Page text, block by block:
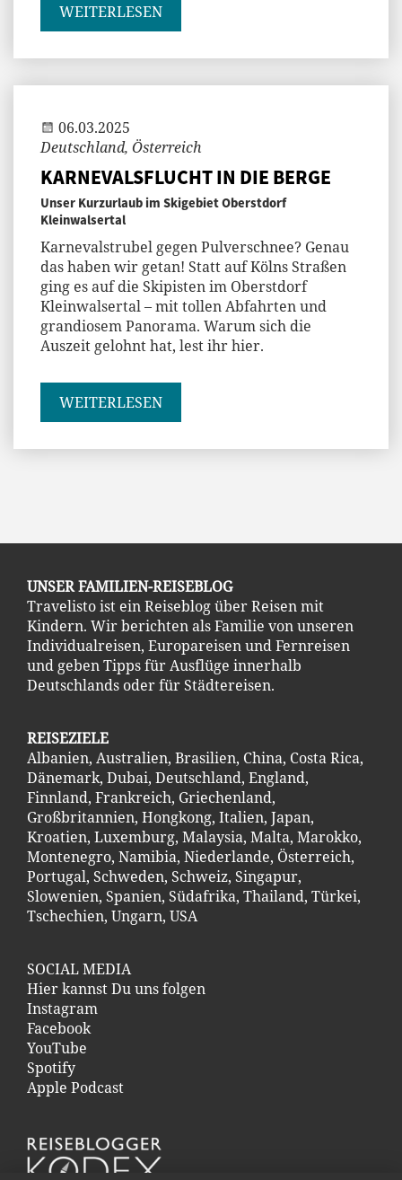
WEITERLESEN
06.03.2025
Deutschland, Österreich
KARNEVALSFLUCHT IN DIE BERGE
Unser Kurzurlaub im Skigebiet Oberstdorf
Kleinwalsertal
Karnevalstrubel gegen Pulverschnee? Genau
das haben wir getan! Statt auf Kölns Straßen
ging es auf die Skipisten im Oberstdorf
Kleinwalsertal – mit tollen Abfahrten und
grandiosem Panorama. Warum sich die
Auszeit gelohnt hat, lest ihr hier.
WEITERLESEN
UNSER FAMILIEN-REISEBLOG
Travelisto ist ein Reiseblog über Reisen mit
Kindern. Wir berichten als Familie von unseren
Individualreisen, Europareisen und Fernreisen
und geben Tipps für Ausflüge innerhalb
Deutschlands oder für Städtereisen.
REISEZIELE
Albanien, Australien, Brasilien, China, Costa Rica,
Dänemark, Dubai, Deutschland, England,
Finnland, Frankreich, Griechenland,
Großbritannien, Hongkong, Italien, Japan,
Kroatien, Luxemburg, Malaysia, Malta, Marokko,
Montenegro, Namibia, Niederlande, Österreich,
Portugal, Schweden, Schweiz, Singapur,
Slowenien, Spanien, Südafrika, Thailand, Türkei,
Tschechien, Ungarn, USA
SOCIAL MEDIA
Hier kannst Du uns folgen
Instagram
Facebook
YouTube
Spotify
Apple Podcast